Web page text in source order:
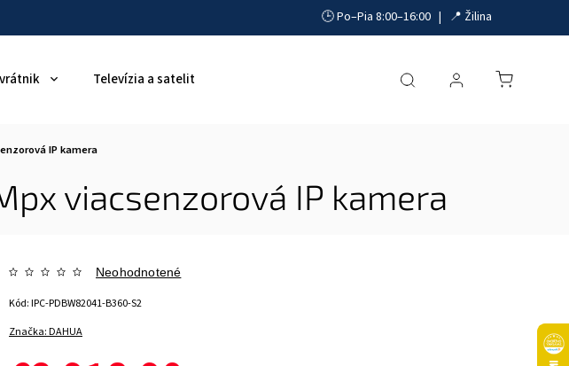
🕒 Po–Pia 8:00–16:00 | 📍 Žilina
Televízia a satelit Akumulátory, UPS a zdroje Parkovacie systémy
IP kamera
viacsenzorová IP kamera
Značka:DAHUA
Neohodnotené
Kód:IPC-PDBW82041-B360-S2